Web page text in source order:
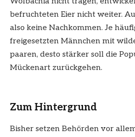
befruchteten Eier nicht weiter.
also keine Nachkommen. Je
freigesetzten Männchen mit
paaren, desto stärker soll die
Mückenart zurückgehen.
Zum Hintergrund
Bisher setzen Behörden vor